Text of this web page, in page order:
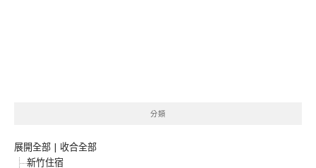
分類
展開全部 | 收合全部
新竹住宿